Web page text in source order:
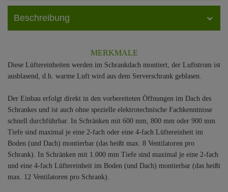
Beschreibung
MERKMALE
Diese Lüftereinheiten werden im Schrankdach montiert, der Luftstrom ist
ausblasend, d.h. warme Luft wird aus dem Serverschrank geblasen.
Der Einbau erfolgt direkt in den vorbereiteten Öffnungen im Dach des
Schrankes und ist auch ohne spezielle elektrotechnische Fachkenntnisse
schnell durchführbar. In Schränken mit 600 mm, 800 mm oder 900 mm
Tiefe sind maximal je eine 2-fach oder eine 4-fach Lüftereinheit im
Boden (und Dach) montierbar (das heißt max. 8 Ventilatoren pro
Schrank). In Schränken mit 1.000 mm Tiefe sind maximal je eine 2-fach
und eine 4-fach Lüftereinheit im Boden (und Dach) montierbar (das heißt
max. 12 Ventilatoren pro Schrank).